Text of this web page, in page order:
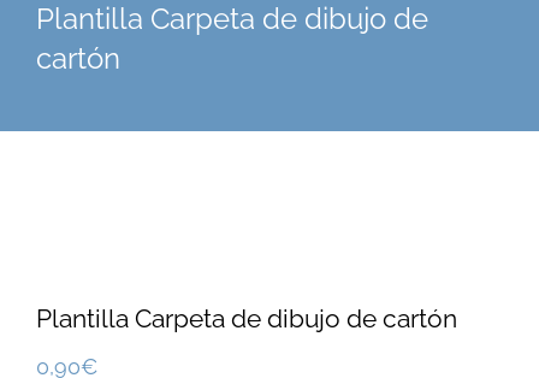
Plantilla Carpeta de dibujo de
cartón
Plantilla Carpeta de dibujo de cartón
0,90€